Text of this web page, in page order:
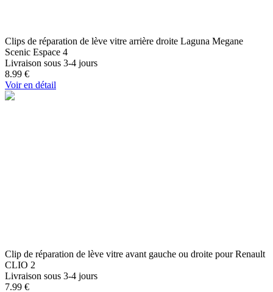
Clips de réparation de lève vitre arrière droite Laguna Megane
Scenic Espace 4
Livraison sous 3-4 jours
8.99 €
Voir en détail
Clip de réparation de lève vitre avant gauche ou droite pour Renault
CLIO 2
Livraison sous 3-4 jours
7.99 €